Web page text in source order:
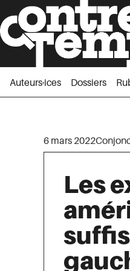
Auteurs·ices Dossiers
6 mars 2022
Les